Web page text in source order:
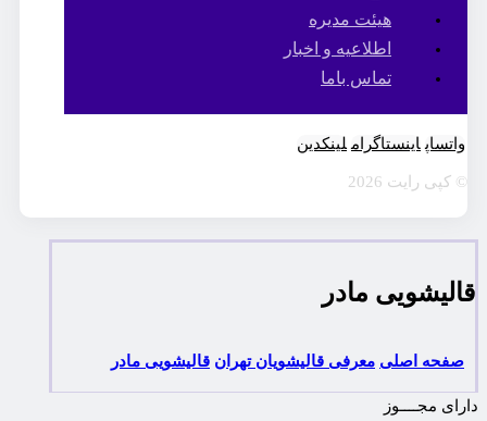
هیئت مدیره
اطلاعیه و اخبار
تماس باما
واتساپ اینستاگرام لینکدین
© کپی رایت 2026
قالیشویی مادر
صفحه اصلی معرفی قالیشویان تهران قالیشویی مادر
دارای مجــــوز